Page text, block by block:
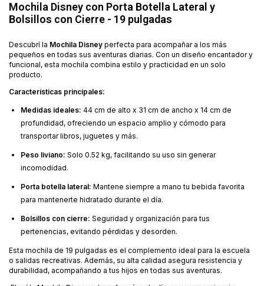
Mochila Disney con Porta Botella Lateral y
Bolsillos con Cierre - 19 pulgadas
Descubrí la Mochila Disney perfecta para acompañar a los más
pequeños en todas sus aventuras diarias. Con un diseño encantador y
funcional, esta mochila combina estilo y practicidad en un solo
producto.
Características principales:
Medidas ideales: 44 cm de alto x 31 cm de ancho x 14 cm de
profundidad, ofreciendo un espacio amplio y cómodo para
transportar libros, juguetes y más.
Peso liviano: Solo 0.52 kg, facilitando su uso sin generar
incomodidad.
Porta botella lateral: Mantene siempre a mano tu bebida favorita
para mantenerte hidratado durante el día.
Bolsillos con cierre: Seguridad y organización para tus
pertenencias, evitando pérdidas y desorden.
Esta mochila de 19 pulgadas es el complemento ideal para la escuela
o salidas recreativas. Además, su alta calidad asegura resistencia y
durabilidad, acompañando a tus hijos en todas sus aventuras.